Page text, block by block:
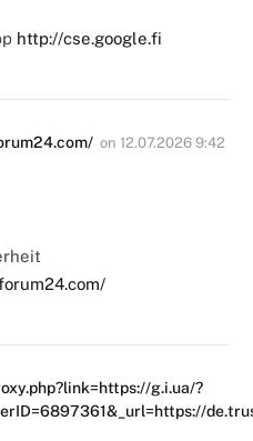
http://cse.google.fi
on 12.07.2026 9:42
g.i.ua/?